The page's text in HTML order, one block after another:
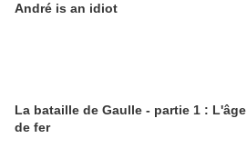
André is an idiot
La bataille de Gaulle - partie 1 : L'âge
de fer